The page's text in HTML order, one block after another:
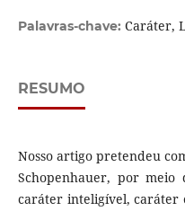
Palavras-chave: Caráter,
RESUMO
Nosso artigo pretendeu
Schopenhauer, por meio
caráter inteligível, caráter